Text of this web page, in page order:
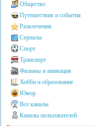
Общество
Путешествия и события
Развлечения
Сериалы
Спорт
Транспорт
Фильмы и анимация
Хобби и образование
Юмор
Все каналы
Каналы пользователей